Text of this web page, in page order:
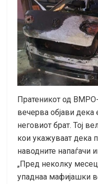
Пратеникот од
вечерва објави
неговиот брат. Тој
кои укажуваат дека
наводните напаѓачи
„Пред неколку
упаднаа мафијашки